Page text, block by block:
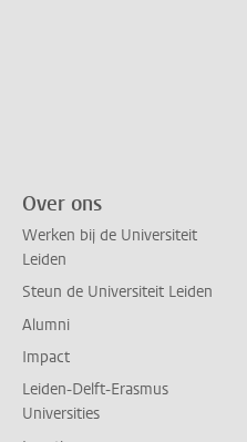
Over ons
Werken bij de Universiteit
Leiden
Steun de Universiteit Leiden
Alumni
Impact
Leiden-Delft-Erasmus
Universities